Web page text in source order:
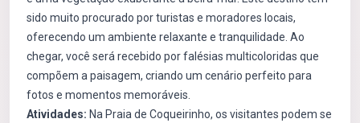
sido muito procurado por turistas e moradores locais,
oferecendo um ambiente relaxante e tranquilidade. Ao
chegar, você será recebido por falésias multicoloridas que
compõem a paisagem, criando um cenário perfeito para
fotos e momentos memoráveis.
Atividades: Na Praia de Coqueirinho, os visitantes podem se